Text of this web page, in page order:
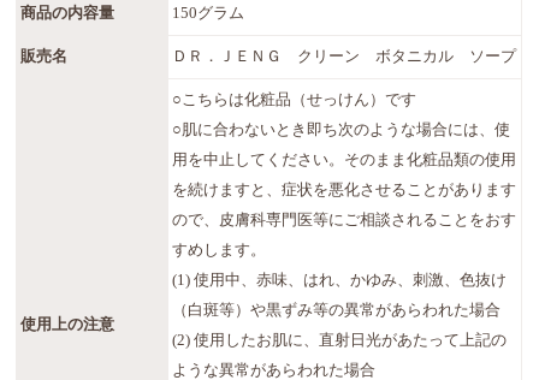
商品の内容量 150グラム
販売名 ＤＲ．ＪＥＮＧ クリーン ボタニカル ソープ
使用上の注意
○こちらは化粧品（せっけん）です
○肌に合わないとき即ち次のような場合には、使
用を中止してください。そのまま化粧品類の使用
を続けますと、症状を悪化させることがあります
ので、皮膚科専門医等にご相談されることをおす
すめします。
(1) 使用中、赤味、はれ、かゆみ、刺激、色抜け
（白斑等）や黒ずみ等の異常があらわれた場合
(2) 使用したお肌に、直射日光があたって上記の
ような異常があらわれた場合